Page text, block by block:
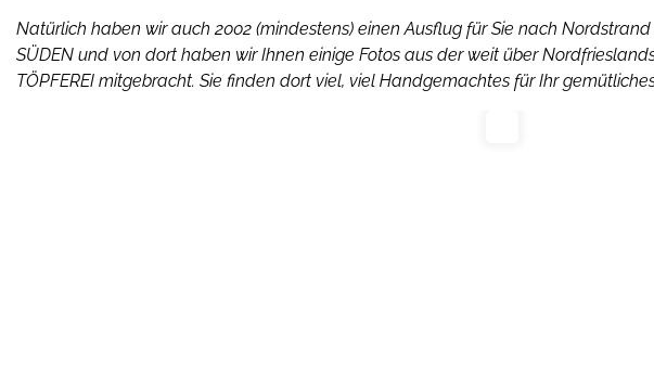
Natürlich haben wir auch 2002 (mindestens) einen Ausflug für Sie nach
SÜDEN und von dort haben wir Ihnen einige Fotos aus der weit über
TÖPFEREI mitgebracht. Sie finden dort viel, viel Handgemachtes für Ihr